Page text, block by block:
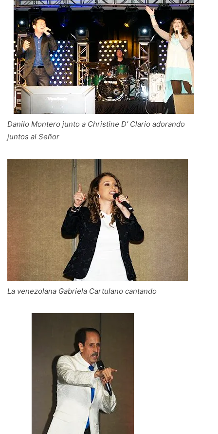
Danilo Montero junto a Christine D’ Clario adorando
juntos al Señor
La venezolana Gabriela Cartulano cantando